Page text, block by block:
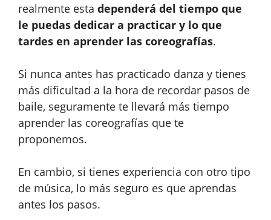
realmente esta dependerá del tiempo que
le puedas dedicar a practicar y lo que
tardes en aprender las coreografías.
Si nunca antes has practicado danza y tienes
más dificultad a la hora de recordar pasos de
baile, seguramente te llevará más tiempo
aprender las coreografías que te
proponemos.
En cambio, si tienes experiencia con otro tipo
de música, lo más seguro es que aprendas
antes los pasos.